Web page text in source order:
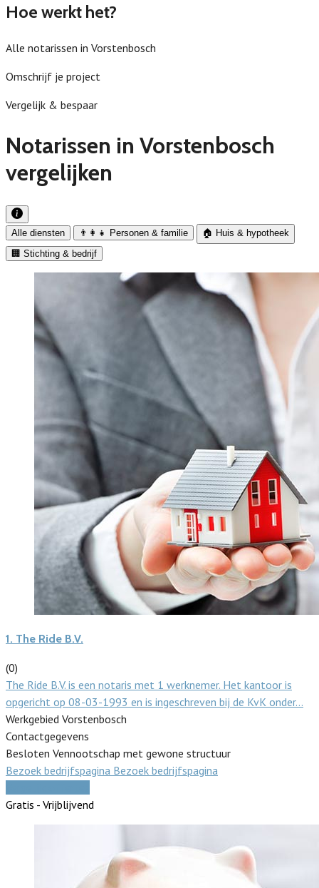
Hoe werkt het?
Alle notarissen in Vorstenbosch
Omschrijf je project
Vergelijk & bespaar
Notarissen in Vorstenbosch
vergelijken
Alle diensten 👨‍👩‍👧 Personen & familie
🏠 Huis & hypotheek
🏢 Stichting & bedrijf
1. The Ride B.V.
(0)
The Ride B.V. is een notaris met 1 werknemer. Het kantoor is
opgericht op 08-03-1993 en is ingeschreven bij de KvK onder…
Werkgebied Vorstenbosch
Contactgegevens
Besloten Vennootschap met gewone structuur
Bezoek bedrijfspagina Bezoek bedrijfspagina
Gratis - Vrijblijvend